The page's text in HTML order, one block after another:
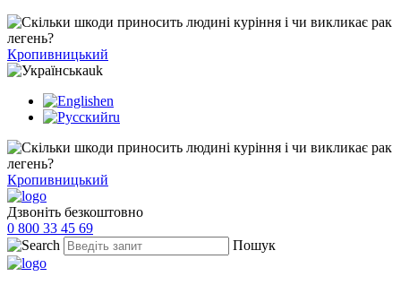
Кропивницький
uk
en
ru
Кропивницький
Дзвоніть безкоштовно
0 800 33 45 69
Пошук